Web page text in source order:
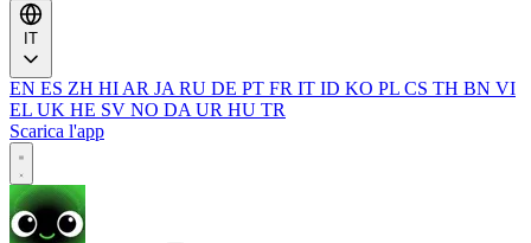
EN ES ZH HI AR JA RU DE PT FR IT ID KO PL CS TH BN VI
EL UK HE SV NO DA UR HU TR
Scarica l'app